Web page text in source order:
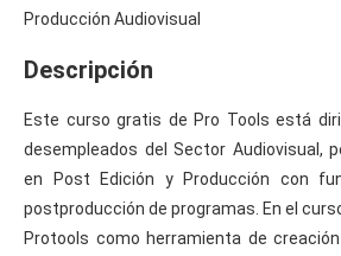
Producción Audiovisual
Descripción
Este curso gratis de Pro Tools está
desempleados del Sector Audiovisual,
en Post Edición y Producción con
postproducción de programas. En el
Protools como herramienta de